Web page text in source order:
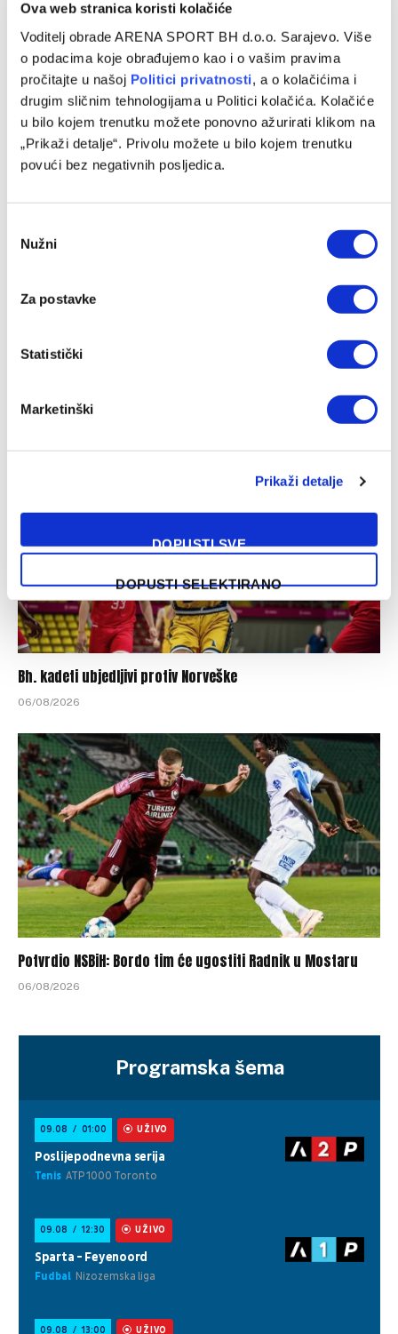
Ova web stranica koristi kolačiće
Voditelj obrade ARENA SPORT BH d.o.o. Sarajevo. Više
o podacima koje obrađujemo kao i o vašim pravima
pročitajte u našoj Politici privatnosti, a o kolačićima i
drugim sličnim tehnologijama u Politici kolačića. Kolačiće
u bilo kojem trenutku možete ponovno ažurirati klikom na
„Prikaži detalje“. Privolu možete u bilo kojem trenutku
povući bez negativnih posljedica.
Selection
Nužni
Za postavke
Statistički
Marketinški
Prikaži detalje
DOPUSTI SVE
DOPUSTI SELEKTIRANO
Michael Young ima novi klub nakon odlaska iz Bosne
07/08/2026
Bh. kadeti ubjedljivi protiv Norveške
06/08/2026
Potvrdio NSBiH: Bordo tim će ugostiti Radnik u Mostaru
06/08/2026
Programska šema